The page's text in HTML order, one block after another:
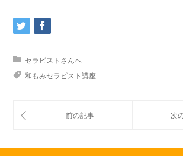
セラピストさんへ
和もみセラピスト講座